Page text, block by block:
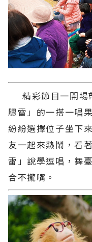
精彩節目一開場
腮雷」的一搭一唱
紛紛選擇位子坐下
友一起來熱鬧，看
雷」說學逗唱，舞
合不攏嘴。